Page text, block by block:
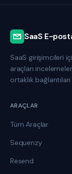
SaaS E-
SaaS girişimcileri
araçları
ortaklık
ARAÇLAR
Tüm Araçlar
Sequenzy
Resend